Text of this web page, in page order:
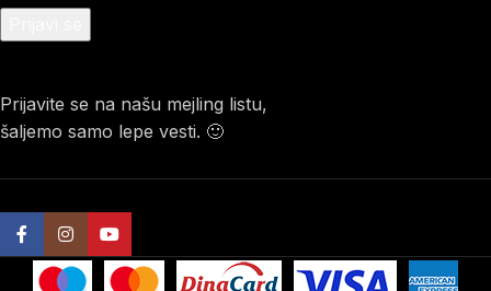
Prijavite se na našu mejling listu,
šaljemo samo lepe vesti. 🙂